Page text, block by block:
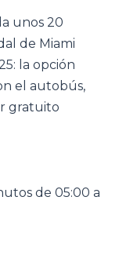
unos 20
de Miami
la opción
el autobús,
gratuito
de 05:00 a